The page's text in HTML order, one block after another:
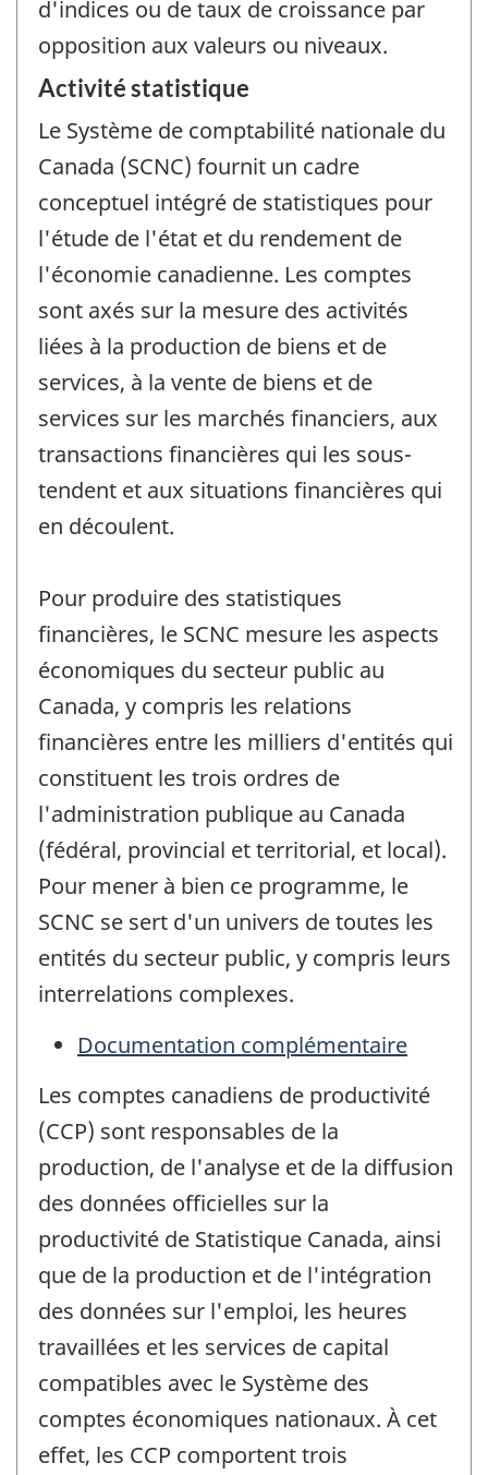
d'indices ou de taux de croissance par
opposition aux valeurs ou niveaux.
Activité statistique
Le Système de comptabilité nationale du
Canada (SCNC) fournit un cadre
conceptuel intégré de statistiques pour
l'étude de l'état et du rendement de
l'économie canadienne. Les comptes
sont axés sur la mesure des activités
liées à la production de biens et de
services, à la vente de biens et de
services sur les marchés financiers, aux
transactions financières qui les sous-
tendent et aux situations financières qui
en découlent.
Pour produire des statistiques
financières, le SCNC mesure les aspects
économiques du secteur public au
Canada, y compris les relations
financières entre les milliers d'entités qui
constituent les trois ordres de
l'administration publique au Canada
(fédéral, provincial et territorial, et local).
Pour mener à bien ce programme, le
SCNC se sert d'un univers de toutes les
entités du secteur public, y compris leurs
interrelations complexes.
Documentation complémentaire
Les comptes canadiens de productivité
(CCP) sont responsables de la
production, de l'analyse et de la diffusion
des données officielles sur la
productivité de Statistique Canada, ainsi
que de la production et de l'intégration
des données sur l'emploi, les heures
travaillées et les services de capital
compatibles avec le Système des
comptes économiques nationaux. À cet
effet, les CCP comportent trois